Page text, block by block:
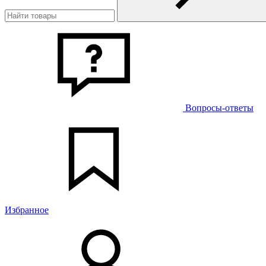
Вопросы-ответы
Избранное